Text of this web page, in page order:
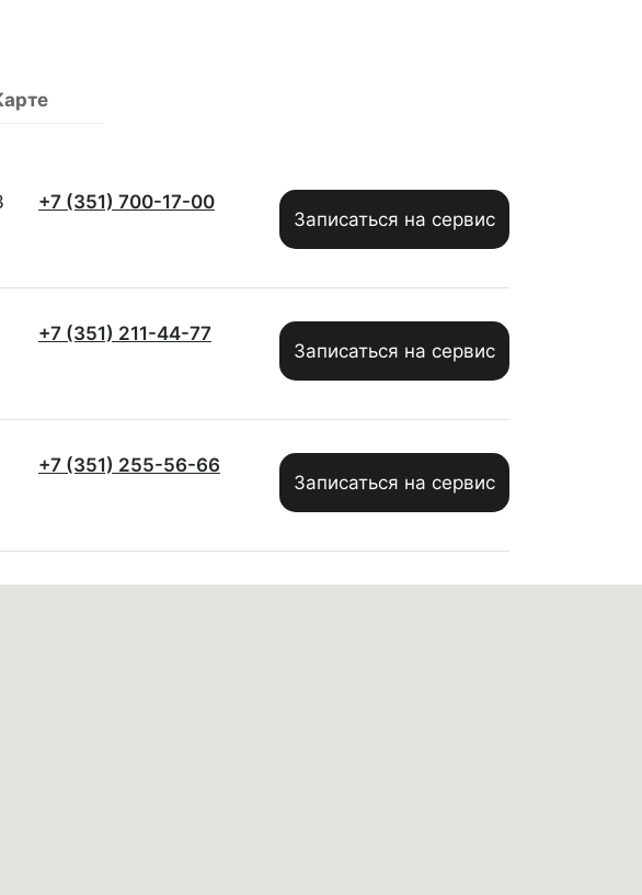
+7 (351) 700-17-00
Записаться на сервис
+7 (351) 211-44-77
Записаться на сервис
+7 (351) 255-56-66
Записаться на сервис